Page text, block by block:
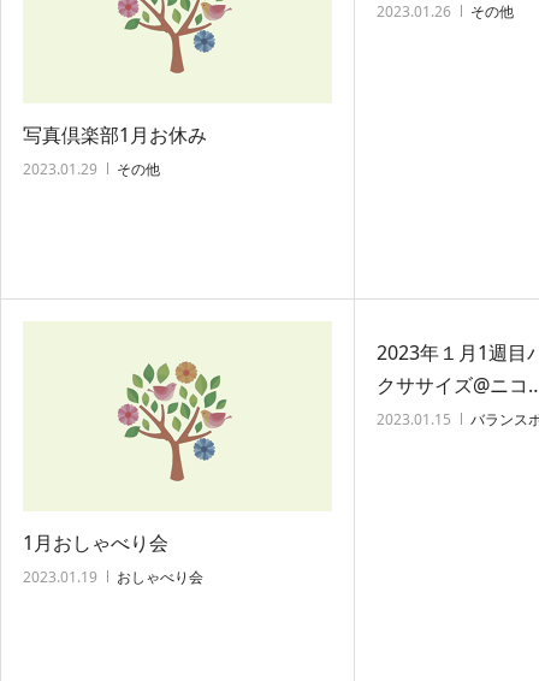
写真倶楽部1月お休み
2023.01.29 その他
2023.01.26 その他
1月おしゃべり会
2023.01.19 おしゃべり会
2023年１月1週目
クササイズ@ニコ
2023.01.15 バランス